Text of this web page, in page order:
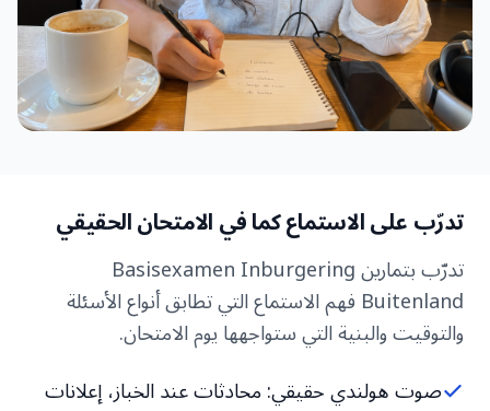
تدرّب على الاستماع كما في الامتحان الحقيقي
تدرّب بتمارين Basisexamen Inburgering
Buitenland فهم الاستماع التي تطابق أنواع الأسئلة
والتوقيت والبنية التي ستواجهها يوم الامتحان.
صوت هولندي حقيقي: محادثات عند الخباز، إعلانات